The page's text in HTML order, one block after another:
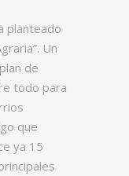
planteado
Un
de
todo para
que
ya 15